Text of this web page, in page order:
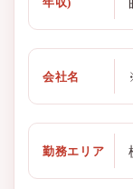
会社名
勤務エリア